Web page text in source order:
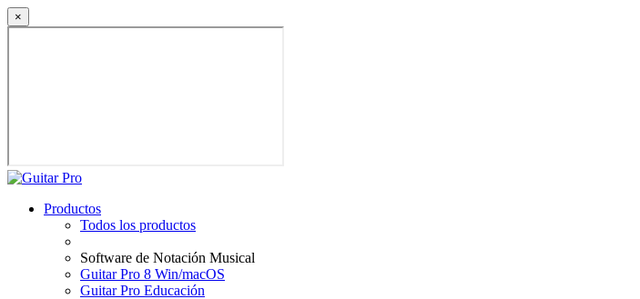
×
Productos
Todos los productos
Software de Notación Musical
Guitar Pro 8 Win/macOS
Guitar Pro Educación